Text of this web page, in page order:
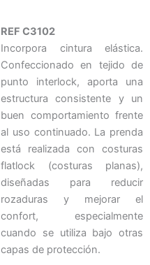
REF C3102
Incorpora cintura elástica.
Confeccionado en tejido de
punto interlock, aporta una
estructura consistente y un
buen comportamiento frente
al uso continuado. La prenda
está realizada con costuras
flatlock (costuras planas),
diseñadas para reducir
rozaduras y mejorar el
confort, especialmente
cuando se utiliza bajo otras
capas de protección.